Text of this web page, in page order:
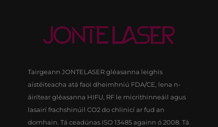
Tairgeann JONTELASER gléasanna leighis
aistéiteacha atá faoi dheimhniú FDA/CE, lena n-
áirítear gléasanna HIFU, RF le micrithinneáil agus
lasairí frachshinúil CO2 do chlinicí ar fud an
domhain. Tá ceadúnas ISO 13485 againn ó 2008. Tá